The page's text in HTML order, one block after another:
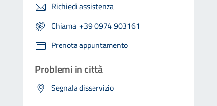
Richiedi assistenza
Chiama: +39 0974 903161
Prenota appuntamento
Problemi in città
Segnala disservizio